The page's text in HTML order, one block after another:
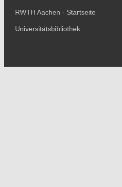
RWTH Aachen - Startseite
Universitätsbibliothek